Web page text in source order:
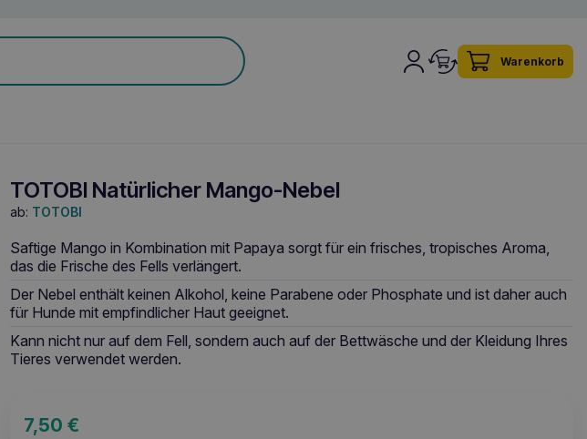
Warenkorb
TOTOBI Natürlicher Mango-Nebel
ab: TOTOBI
Saftige Mango in Kombination mit Papaya sorgt für ein frisches, tropisches Aroma,
das die Frische des Fells verlängert.
Der Nebel enthält keinen Alkohol, keine Parabene oder Phosphate und ist daher auch
für Hunde mit empfindlicher Haut geeignet.
Kann nicht nur auf dem Fell, sondern auch auf der Bettwäsche und der Kleidung Ihres
Tieres verwendet werden.
7,50€